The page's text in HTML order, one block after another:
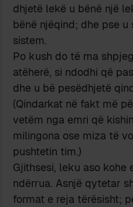
dhjetë lekë u bënë një
bënë njëqind; dhe pse
sistem.
Po kush do të ma
atëherë, si ndodhi që
dhe u bë pesëdhjetë
(Qindarkat në fakt më
vetëm nga emri që
milingona ose miza të
pushtetin tim.)
Gjithsesi, leku aso kohe
ndërrua. Asnjë qytetar
format e reja tërësisht;